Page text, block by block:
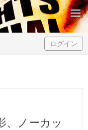
ログイン
、ノーカッ